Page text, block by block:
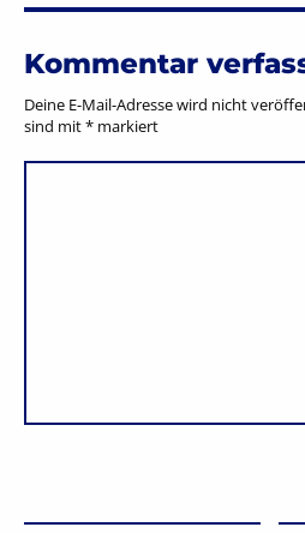
Kommentar
Deine E-Mail-Adresse wird nicht
sind mit* markiert